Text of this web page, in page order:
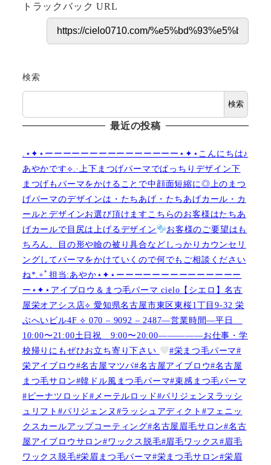
トラックバック URL
検索
検索
最近の投稿
.⋆✦⋆ーーーーーーーーーーーーーーー⋆✦⋆こんにちは♪
あやかです︎⟡.·上下まつげパーマでぱっちりデザイン下
まつげもパーマをかけることで中顔面短縮に◎上のまつ
げパーマのデザインは・たちあげ・たちあげカール・カ
ールとデザインお選び頂けますこちらのお客様はたちあ
げカールで目尻は上げるデザイン
お客様のご要望はも
ちろん、目の形や瞼の被り具合などしっかりカウンセリ
ングしてパーマをかけていくので何でもご相談ください
ね︎︎︎*.+ﾟ担当:あやか⋆✦⋆ーーーーーーーーーーーーーー
ー⋆✦⋆アイブロウ＆まつ毛パーマ cielo【シエロ】名古
屋栄オアシス店︎︎⟡ 愛知県名古屋市東区東桜1丁目9-32 栄
ぶへいビル4F ︎︎⟡ 070 – 9092 – 2487—営業時間—平日
10:00〜21:00土日祝 9:00〜20:00—————お仕事・学
校帰りにもぜひお立ち寄り下さい
#栄まつ毛パーマ#
栄アイブロウ#名古屋マツパ#名古屋アイブロウ#名古屋
まつ毛サロン#韓ドル風まつ毛パーマ#束感まつ毛パーマ
#ピーナツロッド#メーテルロッド#パリジェンヌラッシ
ュリフト#パリジェンヌ#ラッシュアディクト#フェニッ
クスカールアップコーティング#名古屋眉毛サロン#名古
屋アイブロウサロン#ワックス脱毛#眉毛ワックス#眉毛
ワックス脱毛#栄眉まつ毛パーマ#栄まつ毛サロン#栄眉